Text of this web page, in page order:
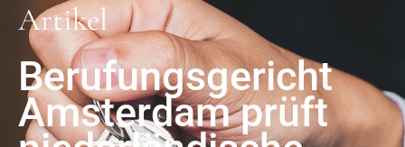
Artikel
Berufungsgericht
Amsterdam prüft